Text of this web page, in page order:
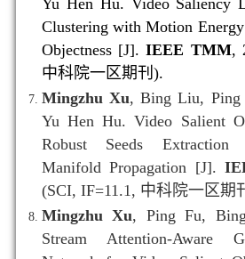
Clustering with Motion
Objectness [J].IEEE TMM,
中科院一区期刊).
Mingzhu Xu, Bing Liu, Ping
Yu Hen Hu. Video Salient
Robust Seeds Extraction
Manifold Propagation [J].
(SCI, IF=11.1, 中科院一区期
Mingzhu Xu, Ping Fu,
Stream Attention-Aware